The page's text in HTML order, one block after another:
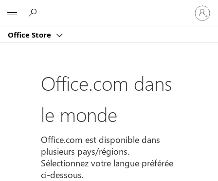
Office Store
vous
à
compte
Office.com dans
le monde
Office.com est disponible dans
plusieurs pays/régions.
Sélectionnez votre langue préférée
ci-dessous.